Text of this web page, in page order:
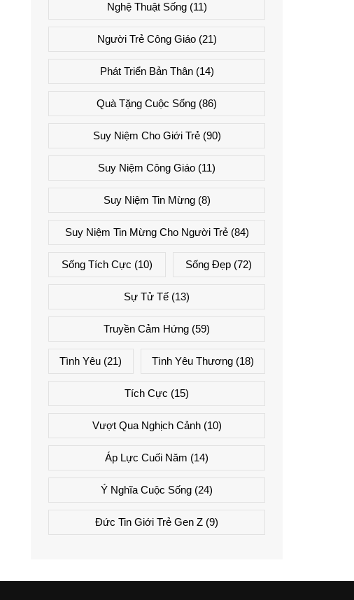
Nghệ Thuật Sống(11)
Người Trẻ Công Giáo(21)
Phát Triển Bản Thân(14)
Quà Tặng Cuộc Sống (86)
Suy Niệm Cho Giới Trẻ(90)
Suy Niệm Công Giáo (11)
Suy Niệm Tin Mừng(8)
Suy Niệm Tin Mừng Cho Người Trẻ(84)
Sống Tích Cực (10) Sống Đẹp (72)
Sự Tử Tế (13)
Truyền Cảm Hứng (59)
Tình Yêu (21) Tình Yêu Thương(18)
Tích Cực (15)
Vượt Qua Nghịch Cảnh(10)
Áp Lực Cuối Năm (14)
Ý Nghĩa Cuộc Sống (24)
Đức Tin Giới Trẻ Gen Z (9)